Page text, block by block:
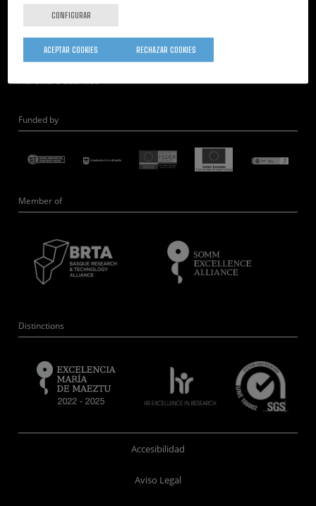
Teoría
Nanomateriales
Microscopía de Detección Cuántica
Nanoingeniería
Hardware Cuántico
Funded by
Member of
Distinctions
Accesibilidad
Aviso Legal
CONFIGURAR
RECHAZAR COOKIES
ACEPTAR COOKIES